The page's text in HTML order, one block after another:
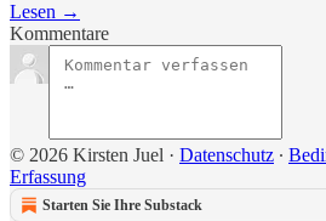
Lesen →
Kommentare
© 2026 Kirsten Juel · Datenschutz ∙
Erfassung
Starten Sie Ihre Substack